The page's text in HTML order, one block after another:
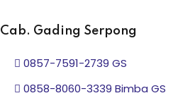
Cab. Gading Serpong
0857-7591-2739 GS
0858-8060-3339 Bimba GS